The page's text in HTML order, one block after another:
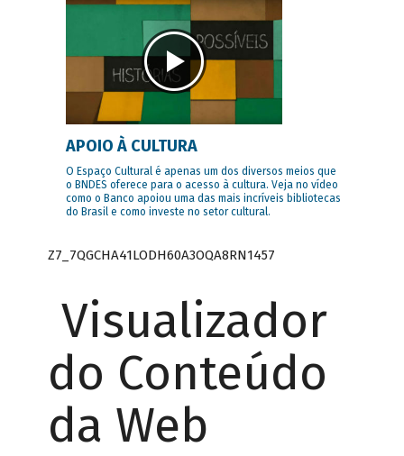
APOIO À CULTURA
O Espaço Cultural é apenas um dos diversos meios que
o BNDES oferece para o acesso à cultura. Veja no vídeo
como o Banco apoiou uma das mais incríveis bibliotecas
do Brasil e como investe no setor cultural.
Z7_7QGCHA41LODH60A3OQA8RN1457
Visualizador
do Conteúdo
da Web